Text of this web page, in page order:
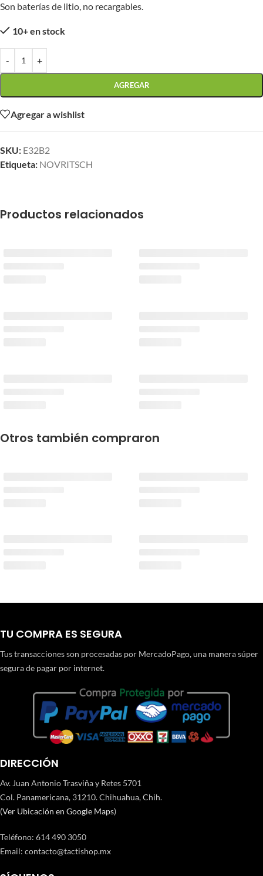
Son baterías de litio, no recargables.
10+ en stock
- +
AGREGAR
Agregar a wishlist
SKU: E32B2
Etiqueta: NOVRITSCH
Productos relacionados
Otros también compraron
TU COMPRA ES SEGURA
Tus transacciones son procesadas por MercadoPago, una manera súper
segura de pagar por internet.
DIRECCIÓN
Av. Juan Antonio Trasviña y Retes 5701
Col. Panamericana, 31210. Chihuahua, Chih.
(Ver Ubicación en Google Maps)
Teléfono: 614 490 3050
Email: contacto@tactishop.mx